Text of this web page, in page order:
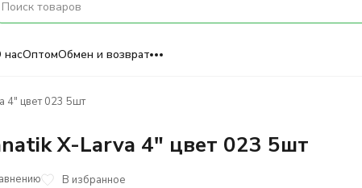
насОптомОбмен и возврат
4" цвет 023 5шт
X-Larva 4" цвет 023 5шт
В избранное